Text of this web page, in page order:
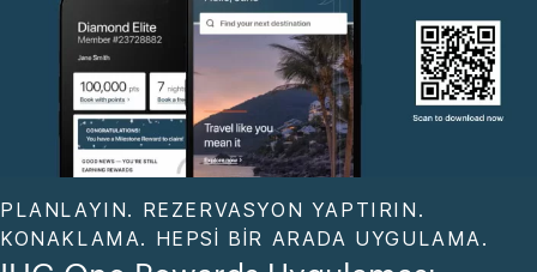
PLANLAYIN. REZERVASYON YAPTIRIN.
KONAKLAMA. HEPSI BIR ARADA UYGULAMA.